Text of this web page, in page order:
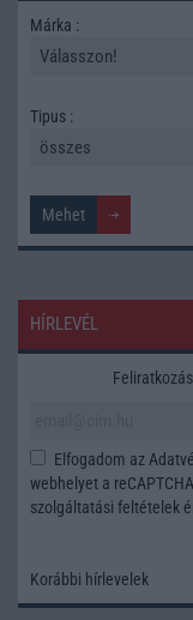
Márka :
Tipus :
HÍRLEVÉL
Elfogadom az
webhelyet a
szolgáltatási feltételek
Korábbi hírlevelek